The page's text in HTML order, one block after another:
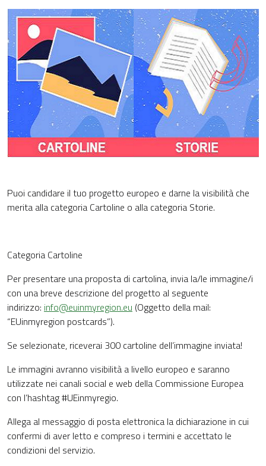
Puoi candidare il tuo progetto europeo e darne la visibilità che
merita alla categoria Cartoline o alla categoria Storie.
Categoria Cartoline
Per presentare una proposta di cartolina, invia la/le immagine/i
con una breve descrizione del progetto al seguente
indirizzo: info@euinmyregion.eu (Oggetto della mail:
“EUinmyregion postcards”).
Se selezionate, riceverai 300 cartoline dell’immagine inviata!
Le immagini avranno visibilità a livello europeo e saranno
utilizzate nei canali social e web della Commissione Europea
con l’hashtag #UEinmyregio.
Allega al messaggio di posta elettronica la dichiarazione in cui
confermi di aver letto e compreso i termini e accettato le
condizioni del servizio.